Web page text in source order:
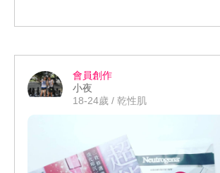
門一定流汗但他防水能力也很好就算我
要尋找一款使用後不會有顏色的妝前乳
同時又可以防曬防水我會選擇安耐曬的
會員創作
小夜
18-24歲 / 乾性肌